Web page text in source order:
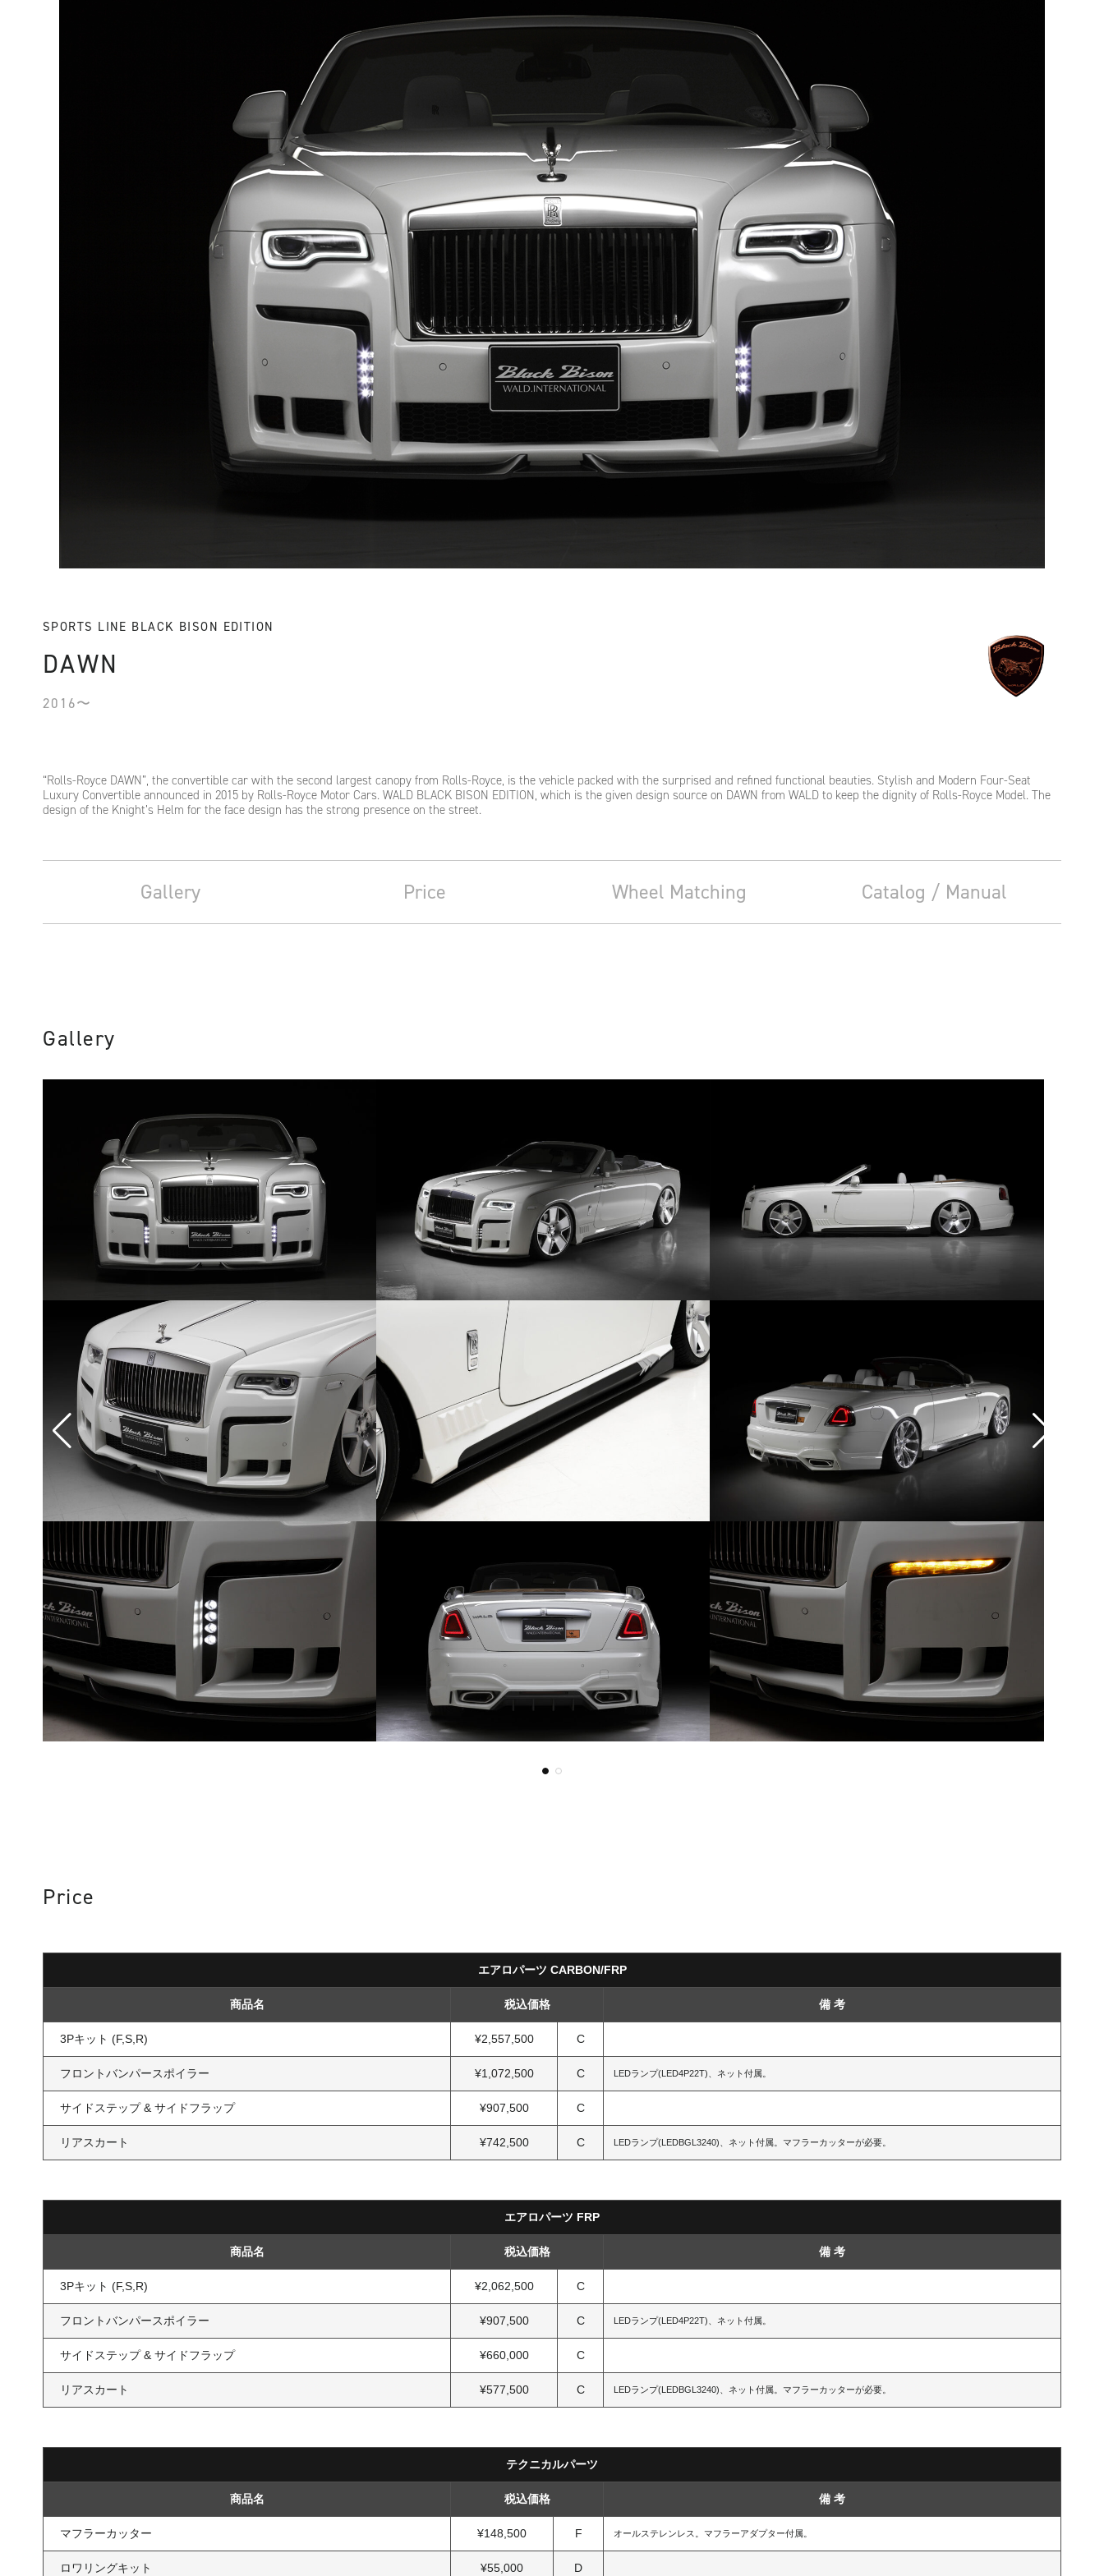
SPORTS LINE BLACK BISON EDITION
DAWN
2016〜
“Rolls-Royce DAWN”, the convertible car with the second largest canopy from Rolls-Royce, is the vehicle packed with the surprised and refined functional beauties. Stylish and Modern Four-Seat
Luxury Convertible announced in 2015 by Rolls-Royce Motor Cars. WALD BLACK BISON EDITION, which is the given design source on DAWN from WALD to keep the dignity of Rolls-Royce Model. The
design of the Knight’s Helm for the face design has the strong presence on the street.
Gallery Price Wheel Matching Catalog / Manual
Gallery
Price
エアロパーツ CARBON/FRP
商品名 税込価格 備 考
3Pキット (F,S,R) ¥2,557,500 C
フロントバンパースポイラー ¥1,072,500 C LEDランプ(LED4P22T)、ネット付属。
サイドステップ & サイドフラップ ¥907,500 C
リアスカート ¥742,500 C LEDランプ(LEDBGL3240)、ネット付属。マフラーカッターが必要。
エアロパーツ FRP
商品名 税込価格 備 考
3Pキット (F,S,R) ¥2,062,500 C
フロントバンパースポイラー ¥907,500 C LEDランプ(LED4P22T)、ネット付属。
サイドステップ & サイドフラップ ¥660,000 C
リアスカート ¥577,500 C LEDランプ(LEDBGL3240)、ネット付属。マフラーカッターが必要。
テクニカルパーツ
商品名 税込価格 備 考
マフラーカッター ¥148,500 F オールステレンレス。マフラーアダプター付属。
ロワリングキット ¥55,000 D